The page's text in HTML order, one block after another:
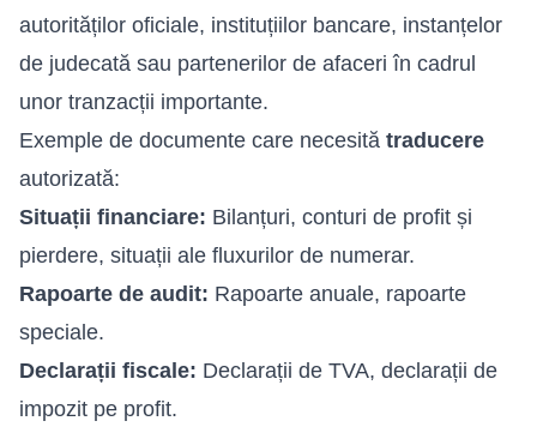
autorităților oficiale, instituțiilor bancare, instanțelor
de judecată sau partenerilor de afaceri în cadrul
unor tranzacții importante.
Exemple de documente care necesită traducere
autorizată:
Situații financiare: Bilanțuri, conturi de profit și
pierdere, situații ale fluxurilor de numerar.
Rapoarte de audit: Rapoarte anuale, rapoarte
speciale.
Declarații fiscale: Declarații de TVA, declarații de
impozit pe profit.